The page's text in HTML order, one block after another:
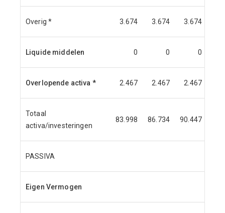
Overig * 3.674 3.674 3.674
Liquide middelen 0 0 0
Overlopende activa * 2.467 2.467 2.467
Totaal
activa/investeringen
83.998 86.734 90.447
PASSIVA
Eigen Vermogen